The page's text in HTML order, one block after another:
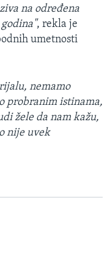
na određena
, rekla je
umetnosti
nemamo
probranim istinama,
žele da nam kažu,
nije uvek